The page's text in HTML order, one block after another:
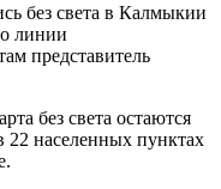
без света в Калмыкии
линии
представитель
без света остаются
населенных пунктах